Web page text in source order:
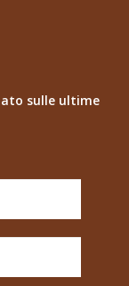
sulle ultime